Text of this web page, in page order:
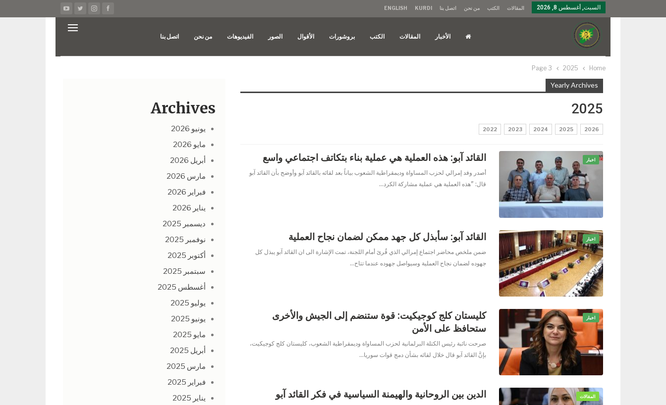
السبت, أغسطس 8, 2026 المقالات الكتب من نحن اتصل بنا KURDI
ENGLISH
الأخبار المقالات الكتب بروشورات الأقوال الصور الفيديوهات من نحن اتصل بنا
Home
2025
Page 3
Yearly Archives
2025
2026
2025
2024
2023
2022
اخبار القائد آبو: هذه العملية هي عملية بناء بتكاتف اجتماعي واسع
أصدر وفد إمرالي لحزب المساواة وديمقراطية الشعوب بياناً بعد لقائه بالقائد آبو وأوضح بأن القائد آبو
قال: "هذه العملية هي عملية مشاركة الكرد…
اخبار القائد آبو: سأبذل كل جهد ممكن لضمان نجاح العملية
ضمن ملخص محاضر اجتماع إمرالي الذي قُرئ أمام اللجنة، تمت الإشارة الى ان القائد آبو يبذل كل
جهوده لضمان نجاح العملية وسيواصل جهوده عندما تتاح…
اخبار
كليستان كلج كوجيكيت: قوة ستنضم إلى الجيش والأخرى
ستحافظ على الأمن
صرحت نائبة رئيس الكتلة البرلمانية لحزب المساواة وديمقراطية الشعوب، كليستان كلج كوجيكيت،
بإنَّ القائد آبو قال خلال لقائه بشأن دمج قوات سوريا…
المقالات الدين بين الروحانية والهيمنة السياسية في فكر القائد آبو
Archives
يونيو 2026
مايو 2026
أبريل 2026
مارس 2026
فبراير 2026
يناير 2026
ديسمبر 2025
نوفمبر 2025
أكتوبر 2025
سبتمبر 2025
أغسطس 2025
يوليو 2025
يونيو 2025
مايو 2025
أبريل 2025
مارس 2025
فبراير 2025
يناير 2025